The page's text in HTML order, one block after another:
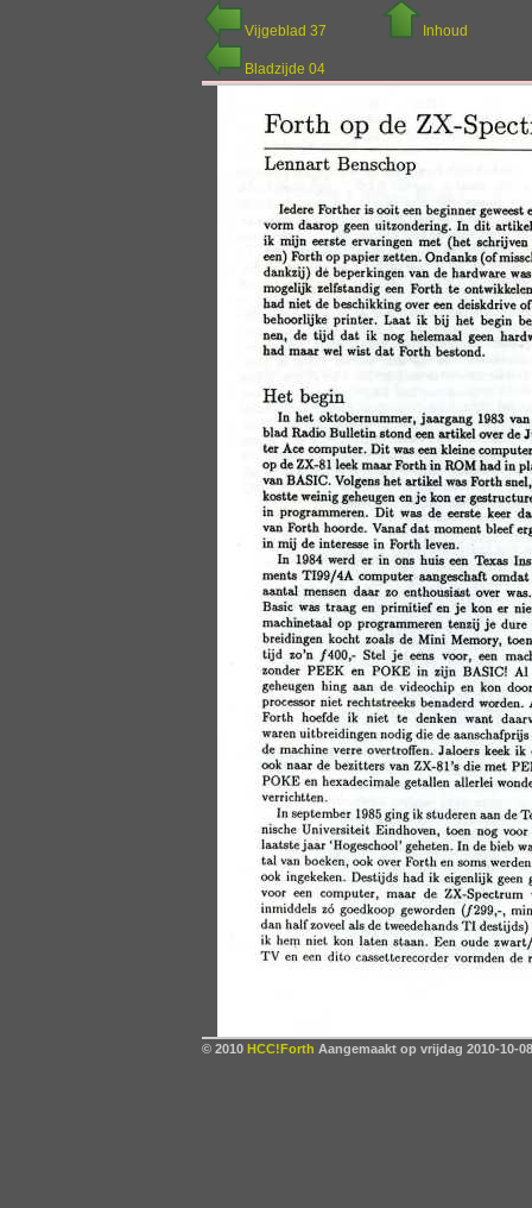
Vijgeblad 37 Inhoud
Bladzijde 04
© 2010 HCC!Forth Aangemaakt op vrijdag 2010-10-